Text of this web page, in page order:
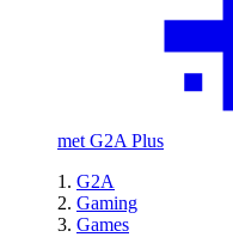
met G2A Plus
G2A
Gaming
Games